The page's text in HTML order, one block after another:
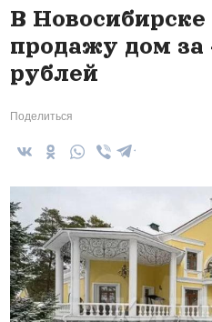
В
продажу дом за
рублей
Поделиться